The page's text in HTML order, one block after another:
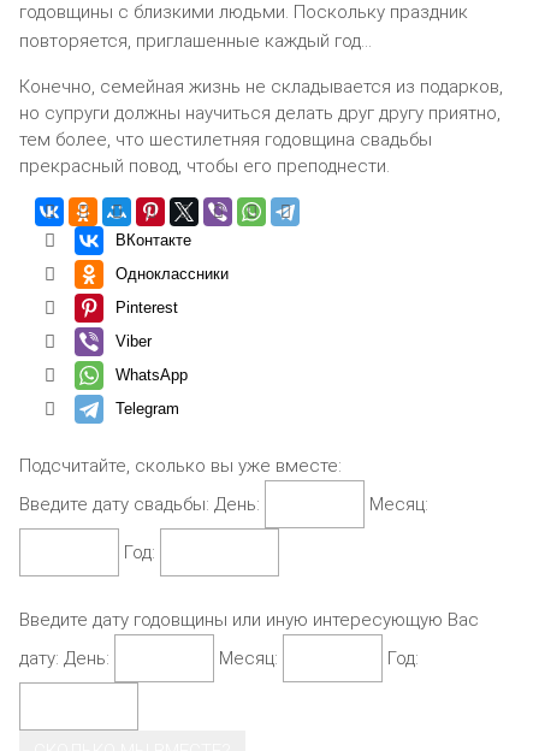
годовщины с близкими людьми. Поскольку праздник
повторяется, приглашенные каждый год…
Конечно, семейная жизнь не складывается из подарков,
но супруги должны научиться делать друг другу приятно,
тем более, что шестилетняя годовщина свадьбы
прекрасный повод, чтобы его преподнести.
ВКонтакте
Одноклассники
Pinterest
Viber
WhatsApp
Telegram
Подсчитайте, сколько вы уже вместе:
Введите дату свадьбы: День: Месяц:
Год:
Введите дату годовщины или иную интересующую Вас
дату: День: Месяц: Год: